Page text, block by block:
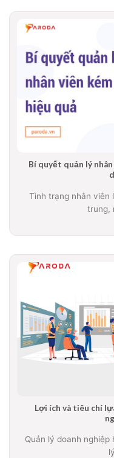
Bí quyết quản lý
Tình trạng nhân viên
trung,
Lợi ích và tiêu chí
Quản lý doanh